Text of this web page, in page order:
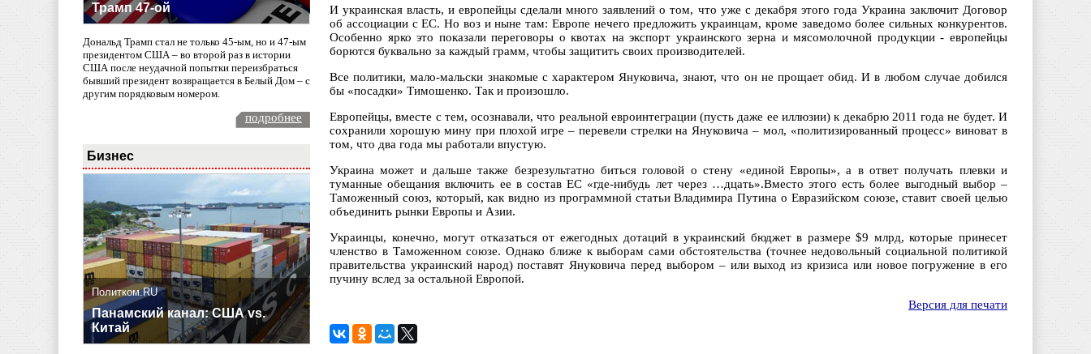
Трамп 47-ой
Дональд Трамп стал не только 45-ым, но и 47-ым
президентом США – во второй раз в истории
США после неудачной попытки переизбраться
бывший президент возвращается в Белый Дом – с
другим порядковым номером.
подробнее
Бизнес
Политком.RU
Панамский канал: США vs.
Китай
И украинская власть, и европейцы сделали много заявлений о том, что уже с декабря этого года Украина заключит Договор
об ассоциации с ЕС. Но воз и ныне там: Европе нечего предложить украинцам, кроме заведомо более сильных конкурентов.
Особенно ярко это показали переговоры о квотах на экспорт украинского зерна и мясомолочной продукции - европейцы
борются буквально за каждый грамм, чтобы защитить своих производителей.
Все политики, мало-мальски знакомые с характером Януковича, знают, что он не прощает обид. И в любом случае добился
бы «посадки» Тимошенко. Так и произошло.
Европейцы, вместе с тем, осознавали, что реальной евроинтеграции (пусть даже ее иллюзии) к декабрю 2011 года не будет. И
сохранили хорошую мину при плохой игре – перевели стрелки на Януковича – мол, «политизированный процесс» виноват в
том, что два года мы работали впустую.
Украина может и дальше также безрезультатно биться головой о стену «единой Европы», а в ответ получать плевки и
туманные обещания включить ее в состав ЕС «где-нибудь лет через …дцать».Вместо этого есть более выгодный выбор –
Таможенный союз, который, как видно из программной статьи Владимира Путина о Евразийском союзе, ставит своей целью
объединить рынки Европы и Азии.
Украинцы, конечно, могут отказаться от ежегодных дотаций в украинский бюджет в размере $9 млрд, которые принесет
членство в Таможенном союзе. Однако ближе к выборам сами обстоятельства (точнее недовольный социальной политикой
правительства украинский народ) поставят Януковича перед выбором – или выход из кризиса или новое погружение в его
пучину вслед за остальной Европой.
Версия для печати